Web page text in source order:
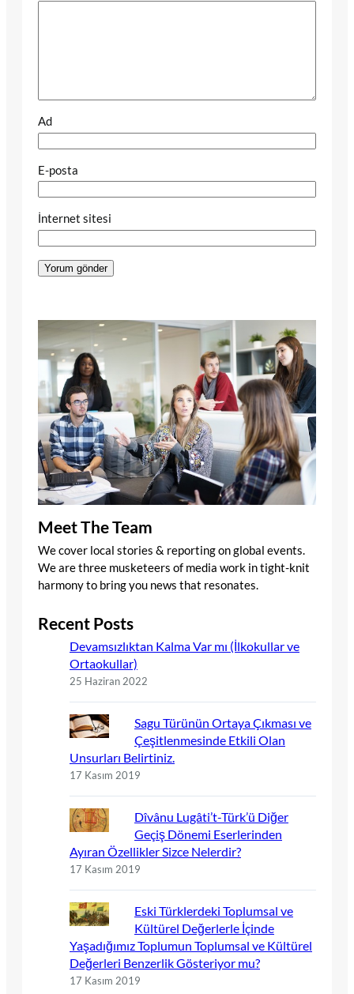
Ad
E-posta
İnternet sitesi
Meet The Team
We cover local stories & reporting on global events.
We are three musketeers of media work in tight-knit
harmony to bring you news that resonates.
Recent Posts
Devamsızlıktan Kalma Var mı (İlkokullar ve
Ortaokullar)
25 Haziran 2022
Sagu Türünün Ortaya Çıkması ve
Çeşitlenmesinde Etkili Olan
Unsurları Belirtiniz.
17 Kasım 2019
Dîvânu Lugâti’t-Türk’ü Diğer
Geçiş Dönemi Eserlerinden
Ayıran Özellikler Sizce Nelerdir?
17 Kasım 2019
Eski Türklerdeki Toplumsal ve
Kültürel Değerlerle İçinde
Yaşadığımız Toplumun Toplumsal ve Kültürel
Değerleri Benzerlik Gösteriyor mu?
17 Kasım 2019